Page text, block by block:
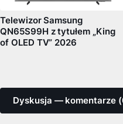
Telewizor Samsung
QN65S99H z tytułem „King
of OLED TV” 2026
Dyskusja — komentarze